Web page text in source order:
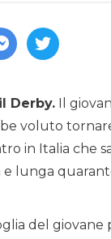
Derby. Il
voluto
in Italia che
e lunga
del giovane